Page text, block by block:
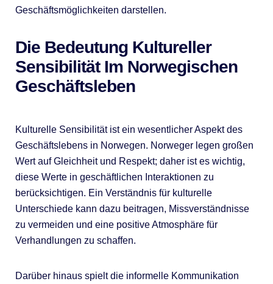
Geschäftsmöglichkeiten darstellen.
Die Bedeutung Kultureller
Sensibilität Im Norwegischen
Geschäftsleben
Kulturelle Sensibilität ist ein wesentlicher Aspekt des
Geschäftslebens in Norwegen. Norweger legen großen
Wert auf Gleichheit und Respekt; daher ist es wichtig,
diese Werte in geschäftlichen Interaktionen zu
berücksichtigen. Ein Verständnis für kulturelle
Unterschiede kann dazu beitragen, Missverständnisse
zu vermeiden und eine positive Atmosphäre für
Verhandlungen zu schaffen.
Darüber hinaus spielt die informelle Kommunikation